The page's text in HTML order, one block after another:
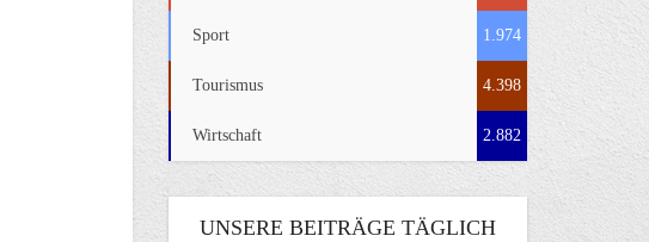
Sport 1.974
Tourismus 4.398
Wirtschaft 2.882
UNSERE BEITRÄGE TÄGLICH